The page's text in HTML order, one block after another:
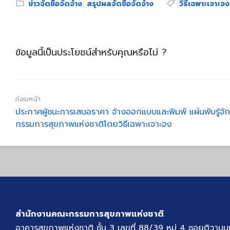
Category:
ข่าวจัดซื้อจัดจ้าง, สรุปผลจัดซื้อจัดจ้าง Tags:
วิธีเฉพาะเจาะจง
ข้อมูลนี้เป็นประโยชน์สำหรับคุณหรือไม่ ?
ก่อนหน้า
ประกาศผู้ชนะการเสนอราคา จ้างออกแบบและพิมพ์ แผ่นพับรู้
กรรมการสุขภาพแห่งชาติโดยวิธีเฉพาะเจาะจง
สำนักงานคณะกรรมการสุขภาพแห่งชาติ